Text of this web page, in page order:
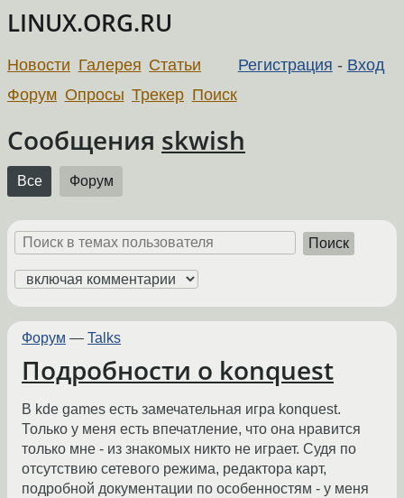
LINUX.ORG.RU
Регистрация - Вход
Новости Галерея Статьи
Форум Опросы Трекер Поиск
Сообщения skwish
Все Форум
Поиск
Форум — Talks
Подробности о konquest
В kde games есть замечательная игра konquest.
Только у меня есть впечатление, что она нравится
только мне - из знакомых никто не играет. Судя по
отсутствию сетевого режима, редактора карт,
подробной документации по особенностям - у меня